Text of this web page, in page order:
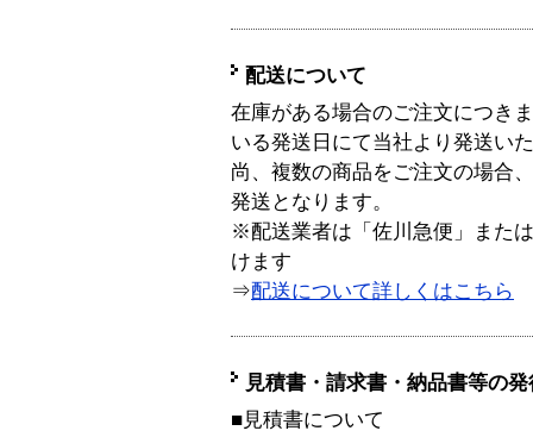
配送について
在庫がある場合のご注文につき
いる発送日にて当社より発送い
尚、複数の商品をご注文の場合
発送となります。
※配送業者は「佐川急便」また
けます
⇒配送について詳しくはこちら
見積書・請求書・納品書等の
■見積書について